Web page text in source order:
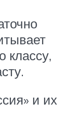
классу,
и их